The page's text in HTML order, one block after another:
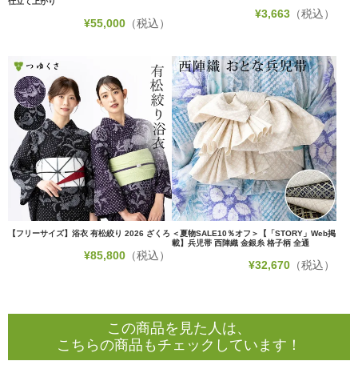
¥55,000 （税込）
¥3,663（税込）
【フリーサイズ】浴衣 有松絞り 2026 ざくろ
¥85,800 （税込）
＜夏物SALE10％オフ＞【「STORY」Web掲
載】兵児帯 西陣織 金銀糸 格子柄 全通
¥32,670（税込）
この商品を見た人は、
こちらの商品もチェックしています！